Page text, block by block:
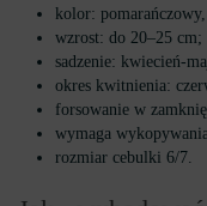
kolor:
wzrost: do 20–25 cm;
sadzenie: kwiecień-
okres kwitnienia:
forsowanie w
wymaga
rozmiar cebulki 6/7.